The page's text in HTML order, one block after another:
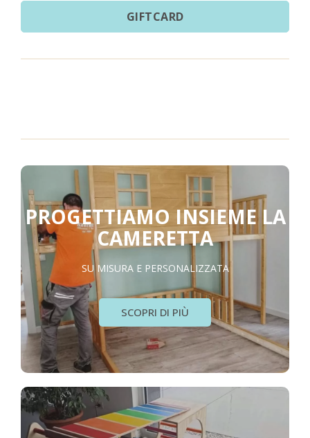
GIFTCARD
PROGETTIAMO INSIEME LA
CAMERETTA
SU MISURA E PERSONALIZZATA
SCOPRI DI PIÙ